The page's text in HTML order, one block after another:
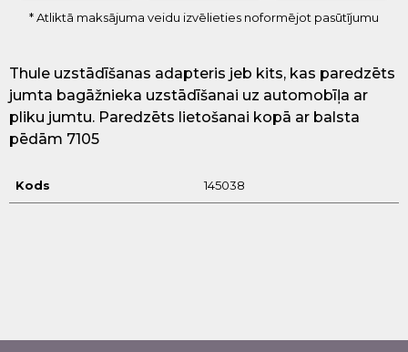
* Atliktā maksājuma veidu izvēlieties noformējot pasūtījumu
Thule uzstādīšanas adapteris jeb kits, kas paredzēts
jumta bagāžnieka uzstādīšanai uz automobīļa ar
pliku jumtu. Paredzēts lietošanai kopā ar balsta
pēdām 7105
Kods 145038